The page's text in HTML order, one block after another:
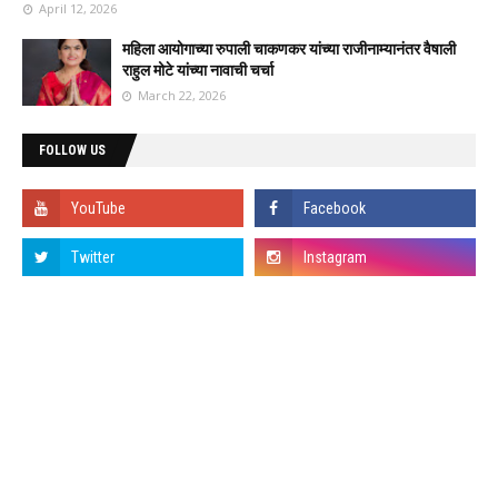
April 12, 2026
महिला आयोगाच्या रुपाली चाकणकर यांच्या राजीनाम्यानंतर वैषाली
राहुल मोटे यांच्या नावाची चर्चा
March 22, 2026
FOLLOW US